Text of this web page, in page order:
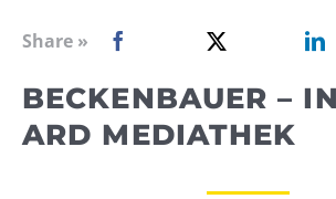
WEBRADIO
Share »
BECKENBAUER –
ARD MEDIATHEK